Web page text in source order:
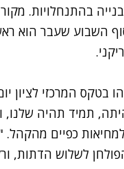
בהתנחלויות.
השבוע שעבר הוא
בטקס המרכזי לציון
תמיד תהיה שלנו,
כפיים מהקהל.
לשלוש הדתות,